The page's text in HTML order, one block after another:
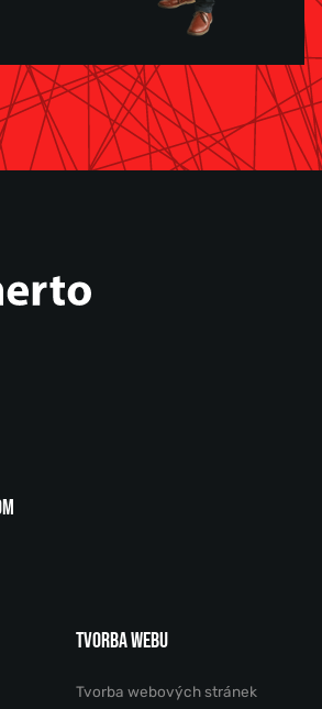
TVORBA WEBU
Tvorba webových stránek